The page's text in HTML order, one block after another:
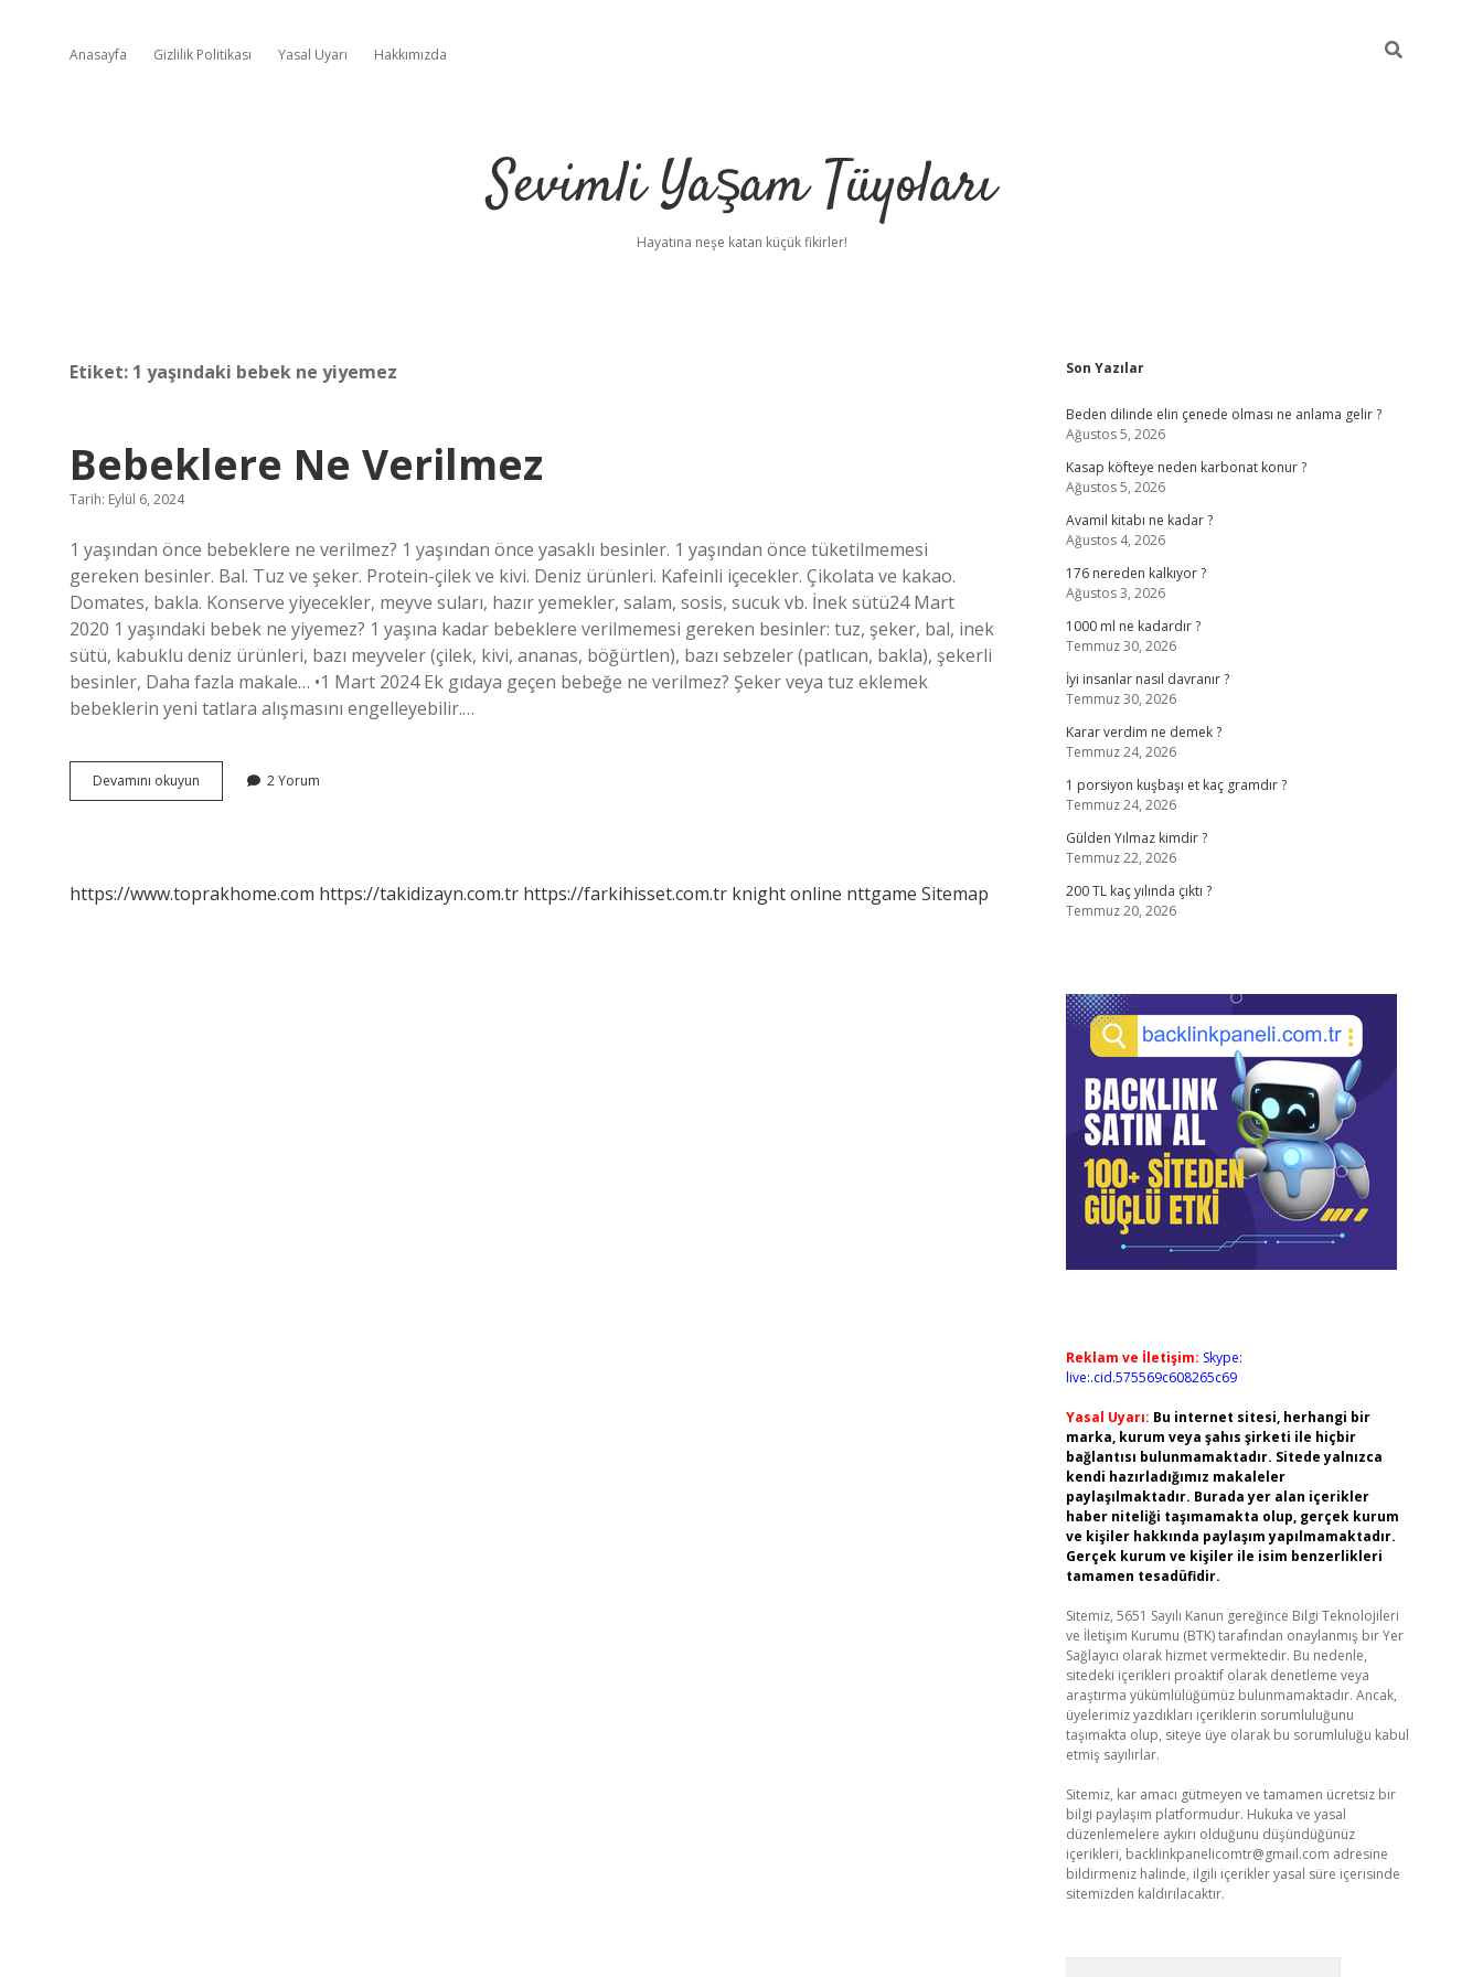
Anasayfa Gizlilik Politikası Yasal Uyarı Hakkımızda
Sevimli Yaşam Tüyoları
Hayatına neşe katan küçük fikirler!
Etiket: 1 yaşındaki bebek ne yiyemez
Bebeklere Ne Verilmez
Tarih: Eylül 6, 2024
1 yaşından önce bebeklere ne verilmez? 1 yaşından önce yasaklı besinler. 1 yaşından önce tüketilmemesi
gereken besinler. Bal. Tuz ve şeker. Protein-çilek ve kivi. Deniz ürünleri. Kafeinli içecekler. Çikolata ve kakao.
Domates, bakla. Konserve yiyecekler, meyve suları, hazır yemekler, salam, sosis, sucuk vb. İnek sütü24 Mart
2020 1 yaşındaki bebek ne yiyemez? 1 yaşına kadar bebeklere verilmemesi gereken besinler: tuz, şeker, bal, inek
sütü, kabuklu deniz ürünleri, bazı meyveler (çilek, kivi, ananas, böğürtlen), bazı sebzeler (patlıcan, bakla), şekerli
besinler, Daha fazla makale… •1 Mart 2024 Ek gıdaya geçen bebeğe ne verilmez? Şeker veya tuz eklemek
bebeklerin yeni tatlara alışmasını engelleyebilir.…
Devamını okuyun Bebeklere
Ne
2 Yorum
https://www.toprakhome.com https://takidizayn.com.tr https://farkihisset.com.tr knight online nttgame Sitemap
Sidebar
Son Yazılar
Beden dilinde elin çenede olması ne anlama gelir ?
Ağustos 5, 2026
Kasap köfteye neden karbonat konur ?
Ağustos 5, 2026
Avamil kitabı ne kadar ?
Ağustos 4, 2026
176 nereden kalkıyor ?
Ağustos 3, 2026
1000 ml ne kadardır ?
Temmuz 30, 2026
İyi insanlar nasıl davranır ?
Temmuz 30, 2026
Karar verdim ne demek ?
Temmuz 24, 2026
1 porsiyon kuşbaşı et kaç gramdır ?
Temmuz 24, 2026
Gülden Yılmaz kimdir ?
Temmuz 22, 2026
200 TL kaç yılında çıktı ?
Temmuz 20, 2026
Reklam ve İletişim: Skype:
live:.cid.575569c608265c69
Yasal Uyarı: Bu internet sitesi, herhangi bir
marka, kurum veya şahıs şirketi ile hiçbir
bağlantısı bulunmamaktadır. Sitede yalnızca
kendi hazırladığımız makaleler
paylaşılmaktadır. Burada yer alan içerikler
haber niteliği taşımamakta olup, gerçek kurum
ve kişiler hakkında paylaşım yapılmamaktadır.
Gerçek kurum ve kişiler ile isim benzerlikleri
tamamen tesadüfidir.
Sitemiz, 5651 Sayılı Kanun gereğince Bilgi Teknolojileri
ve İletişim Kurumu (BTK) tarafından onaylanmış bir Yer
Sağlayıcı olarak hizmet vermektedir. Bu nedenle,
sitedeki içerikleri proaktif olarak denetleme veya
araştırma yükümlülüğümüz bulunmamaktadır. Ancak,
üyelerimiz yazdıkları içeriklerin sorumluluğunu
taşımakta olup, siteye üye olarak bu sorumluluğu kabul
etmiş sayılırlar.
Sitemiz, kar amacı gütmeyen ve tamamen ücretsiz bir
bilgi paylaşım platformudur. Hukuka ve yasal
düzenlemelere aykırı olduğunu düşündüğünüz
içerikleri, backlinkpanelicomtr@gmail.com adresine
bildirmeniz halinde, ilgili içerikler yasal süre içerisinde
sitemizden kaldırılacaktır.